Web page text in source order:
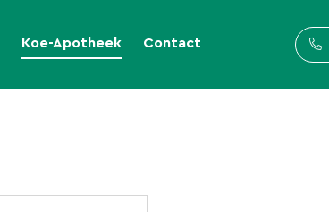
Koe-Apotheek Contact